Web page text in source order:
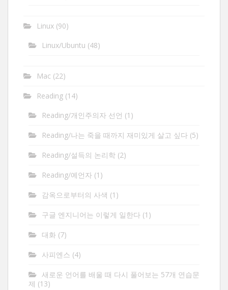
Linux (90)
Linux/Ubuntu (48)
Mac (22)
Reading (14)
Reading/개인주의자 선언 (1)
Reading/나는 죽을 때까지 재미있게 살고 싶다 (5)
Reading/설득의 논리학 (2)
Reading/예언자 (1)
감옥으로부터의 사색 (1)
구글 엔지니어는 이렇게 일한다 (1)
대화 (7)
사피엔스 (4)
새로운 언어를 배울 때 다시 풀어보는 57개 연습문
제 (13)